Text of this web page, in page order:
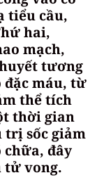
tiểu cầu,
hai,
mạch,
tương
đặc máu, từ
thể tích
thời gian
trị sốc giảm
chữa, đây
tử vong.